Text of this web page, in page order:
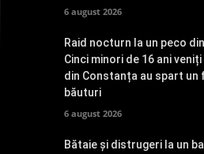
6 august 2026
Raid nocturn la un peco
Cinci minori de 16 ani
din Constanța au spart un
băuturi
6 august 2026
Bătaie și distrugeri la un